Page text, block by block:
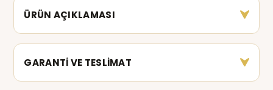
ÜRÜN AÇIKLAMASI
GARANTİ VE TESLİMAT